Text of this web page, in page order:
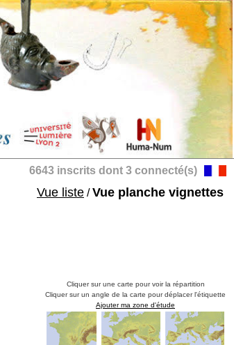
6643 inscrits dont 3 connecté(s)
Vue liste /Vue planche vignettes
Cliquer sur une carte pour voir la répartition
Cliquer sur un angle de la carte pour déplacer l'étiquette
Ajouter ma zone d'étude